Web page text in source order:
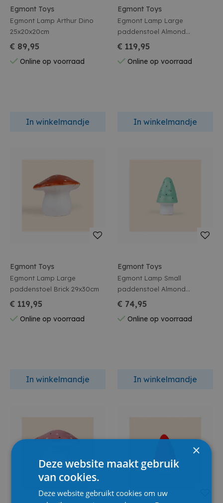
Egmont Toys
Egmont Lamp Arthur Dino
25x20x20cm
€ 89,95
Online op voorraad
In winkelmandje
Egmont Toys
Egmont Lamp Large
paddenstoel Almond
29x30cm
€ 119,95
Online op voorraad
In winkelmandje
Egmont Toys
Egmont Lamp Large
paddenstoel Brick 29x30cm
€ 119,95
Online op voorraad
In winkelmandje
Egmont Toys
Egmont Lamp Small
paddenstoel Almond
15x28cm
€ 74,95
Online op voorraad
In winkelmandje
×
Deze website maakt gebruik
van cookies.
Deze website gebruikt cookies om uw